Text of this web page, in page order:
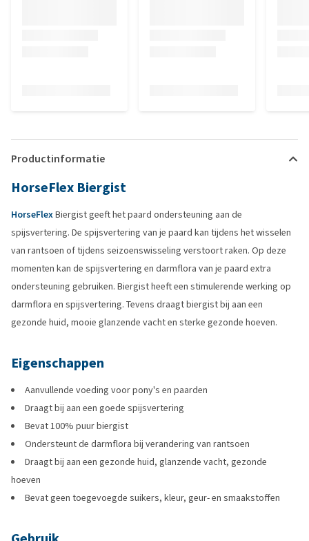
Productinformatie
HorseFlex Biergist
HorseFlexBiergist geeft het paard ondersteuning aan de
spijsvertering. De spijsvertering van je paard kan tijdens het wisselen
van rantsoen of tijdens seizoenswisseling verstoort raken. Op deze
momenten kan de spijsvertering en darmflora van je paard extra
ondersteuning gebruiken. Biergist heeft een stimulerende werking op
darmflora en spijsvertering. Tevens draagt biergist bij aan een
gezonde huid, mooie glanzende vacht en sterke gezonde hoeven.
Eigenschappen
Aanvullende voeding voor pony's en paarden
Draagt bij aan een goede spijsvertering
Bevat 100% puur biergist
Ondersteunt de darmflora bij verandering van rantsoen
Draagt bij aan een gezonde huid, glanzende vacht, gezonde
hoeven
Bevat geen toegevoegde suikers, kleur, geur- en smaakstoffen